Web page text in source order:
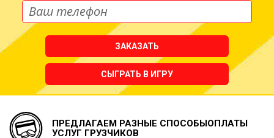
ЗАКАЗАТЬ
СЫГРАТЬ В ИГРУ
ПРЕДЛАГАЕМ РАЗНЫЕ СПОСОБЫОПЛАТЫ
УСЛУГ ГРУЗЧИКОВ